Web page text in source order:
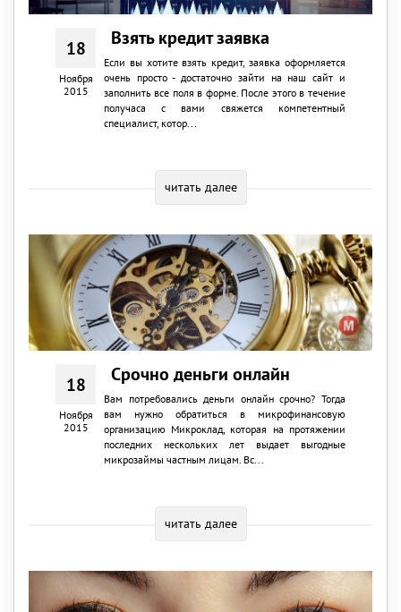
18
Ноября
2015
Взять кредит заявка
Если вы хотите взять кредит, заявка оформляется
очень просто - достаточно зайти на наш сайт и
заполнить все поля в форме. После этого в течение
получаса с вами свяжется компетентный
специалист, котор...
читать далее
18
Ноября
2015
Срочно деньги онлайн
Вам потребовались деньги онлайн срочно? Тогда
вам нужно обратиться в микрофинансовую
организацию Микроклад, которая на протяжении
последних нескольких лет выдает выгодные
микрозаймы частным лицам. Вс...
читать далее